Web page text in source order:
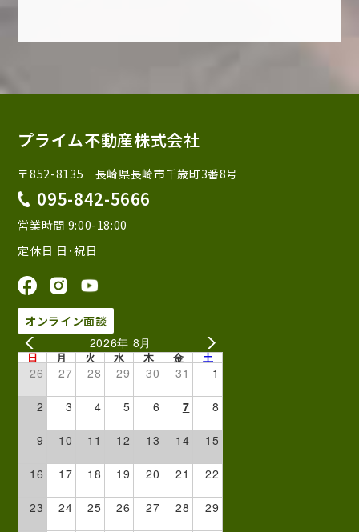
プライム不動産株式会社
〒852-8135 長崎県長崎市千歳町3番8号
095-842-5666
営業時間 9:00-18:00
定休日 日･祝日
オンライン面談
2026年 8月
日 月 火 水 木 金 土
26 27 28 29 30 31 1
2 3 4 5 6 7 8
9 10 11 12 13 14 15
16 17 18 19 20 21 22
23 24 25 26 27 28 29